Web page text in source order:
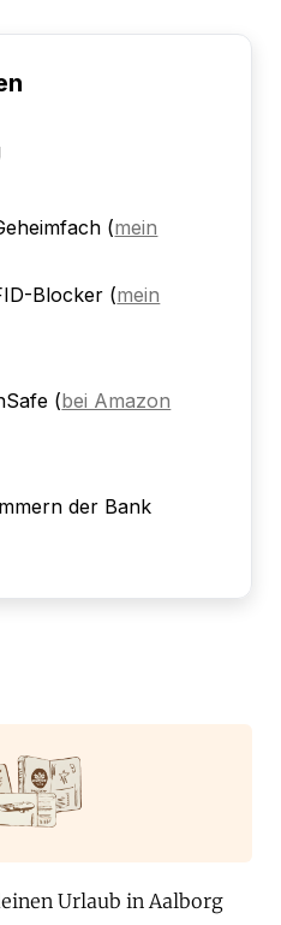
(mein
Blocker (mein
(bei Amazon
der Bank
Urlaub in Aalborg